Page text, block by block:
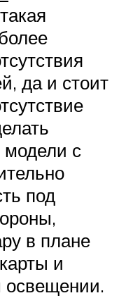
да и стоит
модели с
под
в плане
и
освещении.